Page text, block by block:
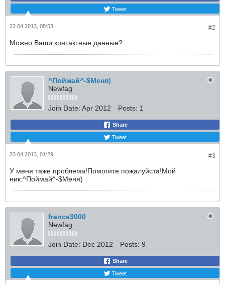
Tweet
#2
22.04.2013, 08:53
Можно Ваши контактные данные?
^Поймай^-$Меня)
Newfag
Join Date: Apr 2012 Posts: 1
Share
Tweet
#3
23.04.2013, 01:29
У меня таже проблема!Помогите пожалуйста!Мой
ник:^Поймай^-$Меня)
france3000
Newfag
Join Date: Dec 2012 Posts: 9
Share
Tweet